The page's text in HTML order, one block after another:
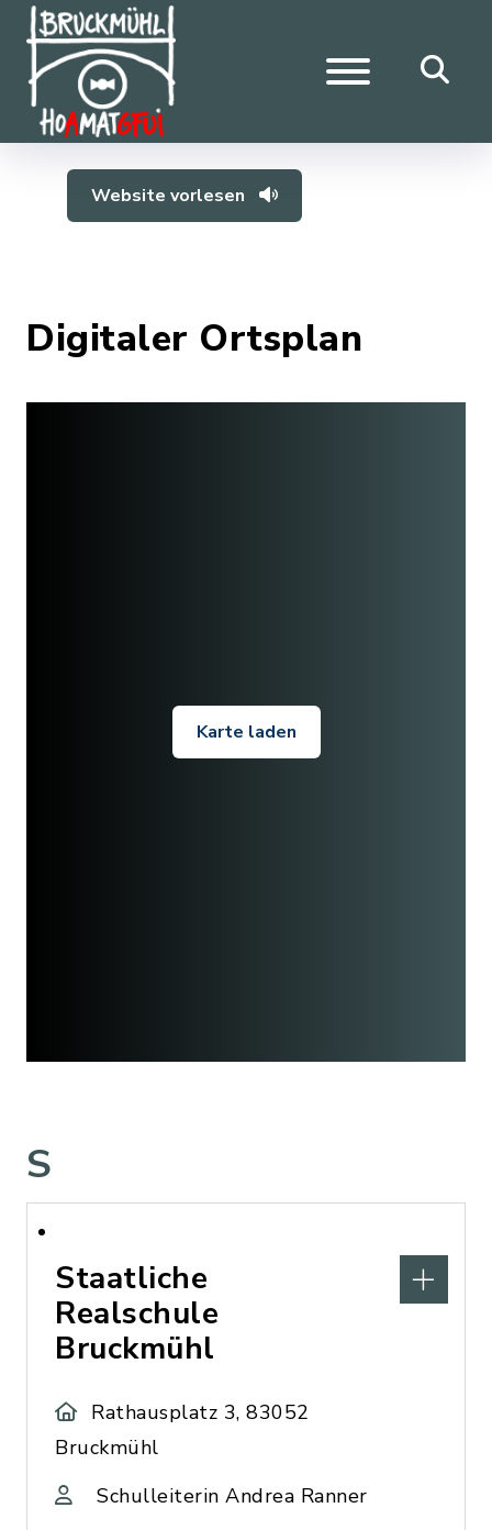
Website vorlesen
Digitaler Ortsplan
Karte laden
S
Staatliche
Realschule
Bruckmühl
Rathausplatz 3, 83052
Bruckmühl
Schulleiterin Andrea Ranner